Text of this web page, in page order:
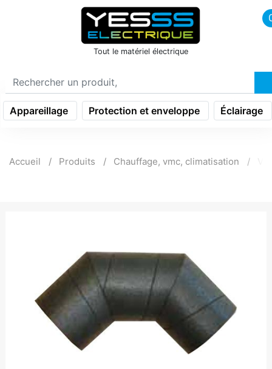
icon menu burger
Tout le matériel électrique
Appareillage Protection et enveloppe Éclairage
Accueil Produits Chauffage, vmc, climatisation